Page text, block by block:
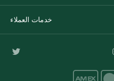
خدمات العملاء